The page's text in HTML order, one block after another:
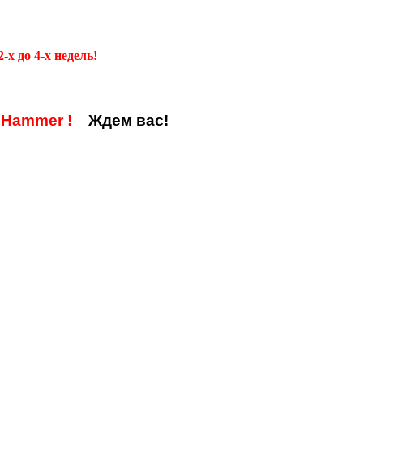
х до 4-х недель!
! Ждем вас!